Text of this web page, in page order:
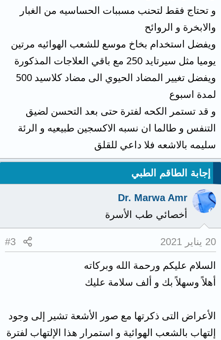
و تحتاج فقط لتحنب مسببات الحساسيه من الغبار
والابخرة و الروائح
ويفضل استخدام بخاخ موسع للشعب الهوائيه مرتين
يوميا مثل سيرتايد 250 مع باقي العلاجات المذكورة
ويفضل تغيير المضاد الحيوي الى مضاد كلاسيد 500
لمدة اسبوع
و قد تستمر الكحه لفترة حتى بعد التحسن لضيق
التنفس و طالما ان نسبه الاكسجين طبيعيه و الرئة
سليمه بالاشعه فلا داعي للقلق
إجابة الطاقم الطبي
Dr. Marwa Amr
أخصائي طب الأسرة
20 يناير 2021 #3
السلام عليكم ورحمة الله وبركاته
أهلاً وسهلاً بك و ألف سلامة عليك
الأعراض التى ذكرتها مع صور الأشعة تشير إلى وجود
إلتهاب بالشعب الهوائية و استمرار هذا الإلتهاب لفترة